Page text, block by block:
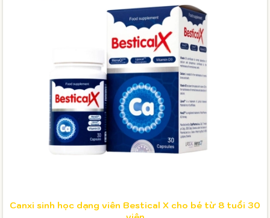
Canxi sinh học dạng viên Bestical X cho bé từ 8 tuổi 30